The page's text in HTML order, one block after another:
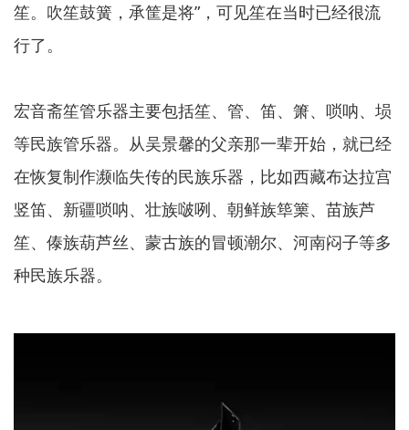
笙。吹笙鼓簧，承筐是将”，可见笙在当时已经很流
行了。
宏音斋笙管乐器主要包括笙、管、笛、箫、唢呐、埙
等民族管乐器。从吴景馨的父亲那一辈开始，就已经
在恢复制作濒临失传的民族乐器，比如西藏布达拉宫
竖笛、新疆唢呐、壮族啵咧、朝鲜族筚篥、苗族芦
笙、傣族葫芦丝、蒙古族的冒顿潮尔、河南闷子等多
种民族乐器。